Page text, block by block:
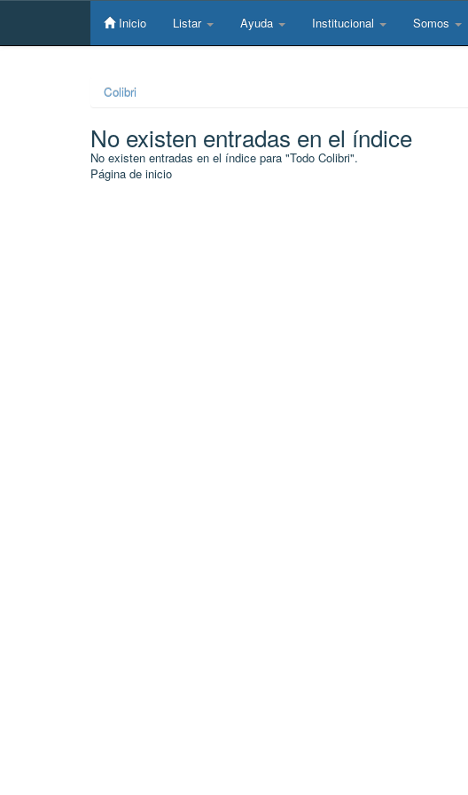
Skip
Inicio Listar Ayuda Institucional Somos
Colibri
No existen entradas en el índice
No existen entradas en el índice para "Todo Colibri".
Página de inicio